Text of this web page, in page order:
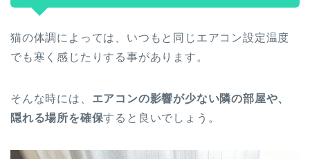
猫の体調によっては、いつもと同じエアコン設定温度
でも寒く感じたりする事があります。
そんな時には、 エアコンの影響が少ない隣の部屋や、
隠れる場所を確保すると良いでしょう。